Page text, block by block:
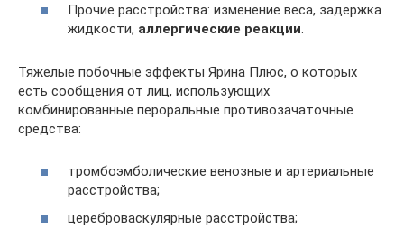
Прочие расстройства: изменение веса, задержка
жидкости, аллергические реакции.
Тяжелые побочные эффекты Ярина Плюс, о которых
есть сообщения от лиц, использующих
комбинированные пероральные противозачаточные
средства:
тромбоэмболические венозные и артериальные
расстройства;
цереброваскулярные расстройства;